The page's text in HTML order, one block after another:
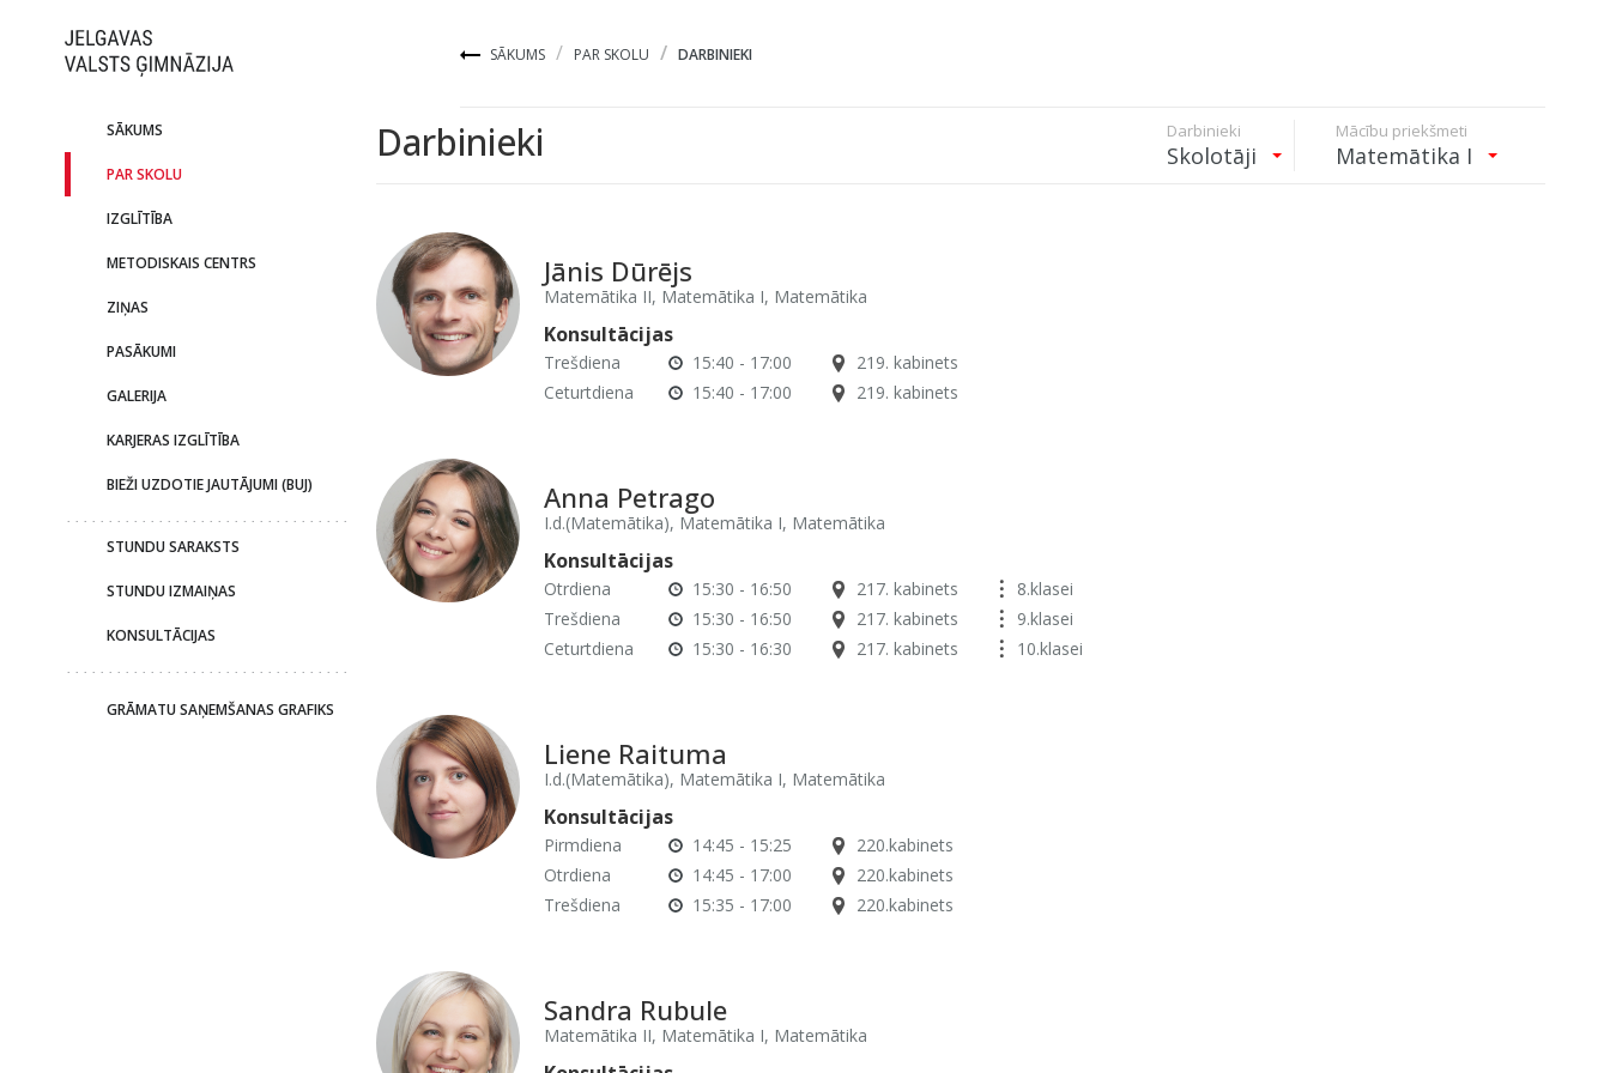
SĀKUMS PAR SKOLU DARBINIEKI
SĀKUMS
PAR SKOLU
IZGLĪTĪBA
METODISKAIS CENTRS
ZIŅAS
PASĀKUMI
GALERIJA
KARJERAS IZGLĪTĪBA
BIEŽI UZDOTIE JAUTĀJUMI (BUJ)
STUNDU SARAKSTS
STUNDU IZMAIŅAS
KONSULTĀCIJAS
GRĀMATU SAŅEMŠANAS GRAFIKS
Darbinieki Darbinieki
Skolotāji
Mācību priekšmeti
Matemātika I
Jānis Dūrējs
Matemātika II, Matemātika I, Matemātika
Konsultācijas
Trešdiena 15:40 - 17:00
219. kabinets
Ceturtdiena
15:40 - 17:00 219. kabinets
Anna Petrago
I.d.(Matemātika), Matemātika I, Matemātika
Konsultācijas
Otrdiena 15:30 - 16:50 217. kabinets
8.klasei
Trešdiena
15:30 - 16:50 217. kabinets
9.klasei
Ceturtdiena
15:30 - 16:30 217. kabinets 10.klasei
Liene Raituma
I.d.(Matemātika), Matemātika I, Matemātika
Konsultācijas
Pirmdiena 14:45 - 15:25
220.kabinets
Otrdiena
14:45 - 17:00
220.kabinets
Trešdiena
15:35 - 17:00 220.kabinets
Sandra Rubule
Matemātika II, Matemātika I, Matemātika